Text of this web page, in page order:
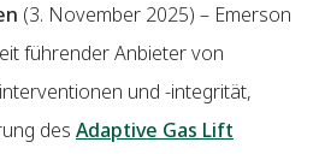
(3. November 2025) – Emerson
führender Anbieter von
und -integrität,
des Adaptive Gas Lift